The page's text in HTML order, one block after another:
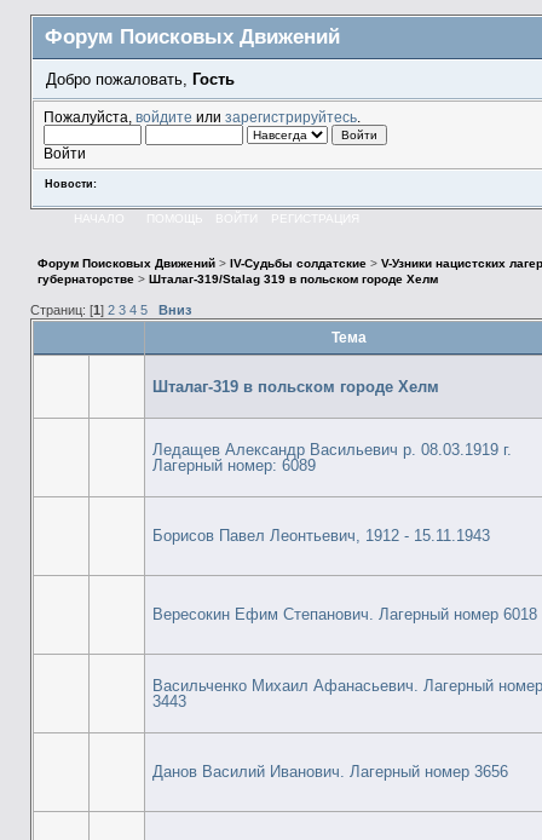
Форум Поисковых Движений
Добро пожаловать, Гость
Пожалуйста, войдите или зарегистрируйтесь.
Войти
Новости:
НАЧАЛО ПОМОЩЬ ВОЙТИ РЕГИСТРАЦИЯ
Форум Поисковых Движений> IV-Судьбы солдатские> V-Узники нацистских
губернаторстве> Шталаг-319/Stalag 319 в польском городе Хелм
Страниц: [1 ] 2 3 4 5 Вниз
Тема
Шталаг-319 в польском городе Хелм
Ледащев Александр Васильевич р. 08.03.1919 г.
Лагерный номер: 6089
Борисов Павел Леонтьевич, 1912 - 15.11.1943
Вересокин Ефим Степанович. Лагерный номер 6018
Васильченко Михаил Афанасьевич. Лагерный номер
3443
Данов Василий Иванович. Лагерный номер 3656